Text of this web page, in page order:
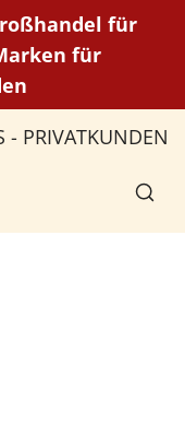
für
für
- PRIVATKUNDEN